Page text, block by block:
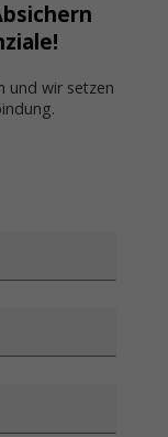
und wir setzen